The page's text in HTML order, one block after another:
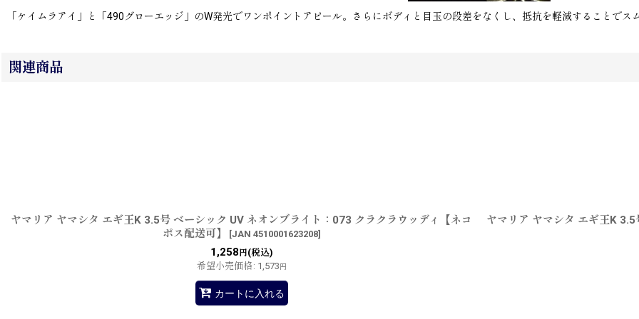
「ケイムラアイ」と「490グローエッジ」のW発光でワンポイントアピール。さらにボディと目玉の段差をなくし、抵抗を軽減することでス
関連商品
ヤマリア ヤマシタ エギ王K 3.5号 ベーシック UV ネオンブライト：073 クラクラウッディ【ネコ
ポス配送可】
[JAN 4510001623208]
1,258 円(税込)
希望小売価格: 1,573 円
カートに入れる
ヤマリア ヤマシタ エギ王K